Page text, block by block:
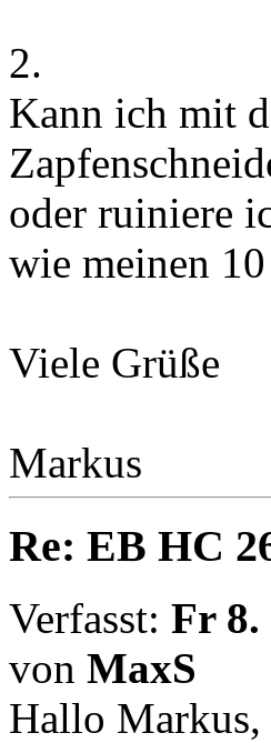
2.
Kann ich mit
oder ruiniere
wie meinen
Viele Grüße
Markus
Re: EB HC
Verfasst: Fr 8.
von MaxS
Hallo Markus,